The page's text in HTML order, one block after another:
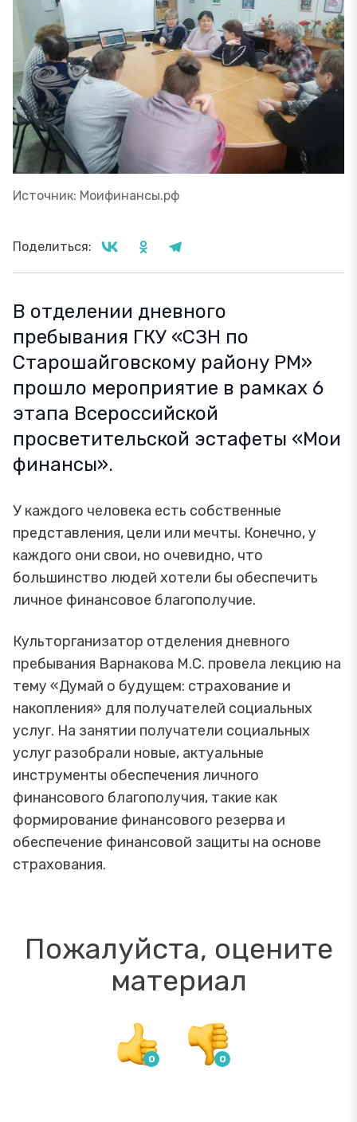
Источник: Моифинансы.рф
Поделиться:
В отделении дневного
пребывания ГКУ «СЗН по
Старошайговскому району РМ»
прошло мероприятие в рамках 6
этапа Всероссийской
просветительской эстафеты «Мои
финансы».
У каждого человека есть собственные
представления, цели или мечты. Конечно, у
каждого они свои, но очевидно, что
большинство людей хотели бы обеспечить
личное финансовое благополучие.
Культорганизатор отделения дневного
пребывания Варнакова М.С. провела лекцию на
тему «Думай о будущем: страхование и
накопления» для получателей социальных
услуг. На занятии получатели социальных
услуг разобрали новые, актуальные
инструменты обеспечения личного
финансового благополучия, такие как
формирование финансового резерва и
обеспечение финансовой защиты на основе
страхования.
Пожалуйста, оцените
материал